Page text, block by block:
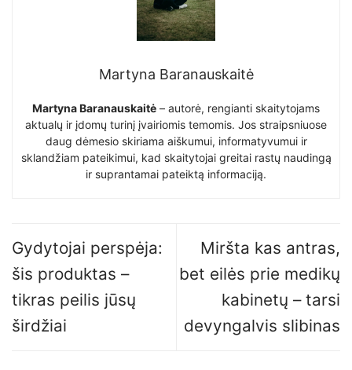
Martyna Baranauskaitė
Martyna Baranauskaitė – autorė, rengianti skaitytojams
aktualų ir įdomų turinį įvairiomis temomis. Jos straipsniuose
daug dėmesio skiriama aiškumui, informatyvumui ir
sklandžiam pateikimui, kad skaitytojai greitai rastų naudingą
ir suprantamai pateiktą informaciją.
Gydytojai perspėja:
šis produktas –
tikras peilis jūsų
širdžiai
Miršta kas antras,
bet eilės prie medikų
kabinetų – tarsi
devyngalvis slibinas